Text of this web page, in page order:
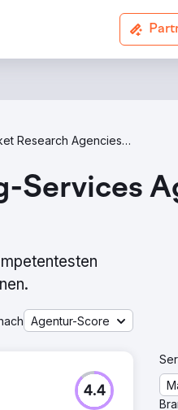
Market Research Agencies In Manchester
Services
Agentur-Score
4.4